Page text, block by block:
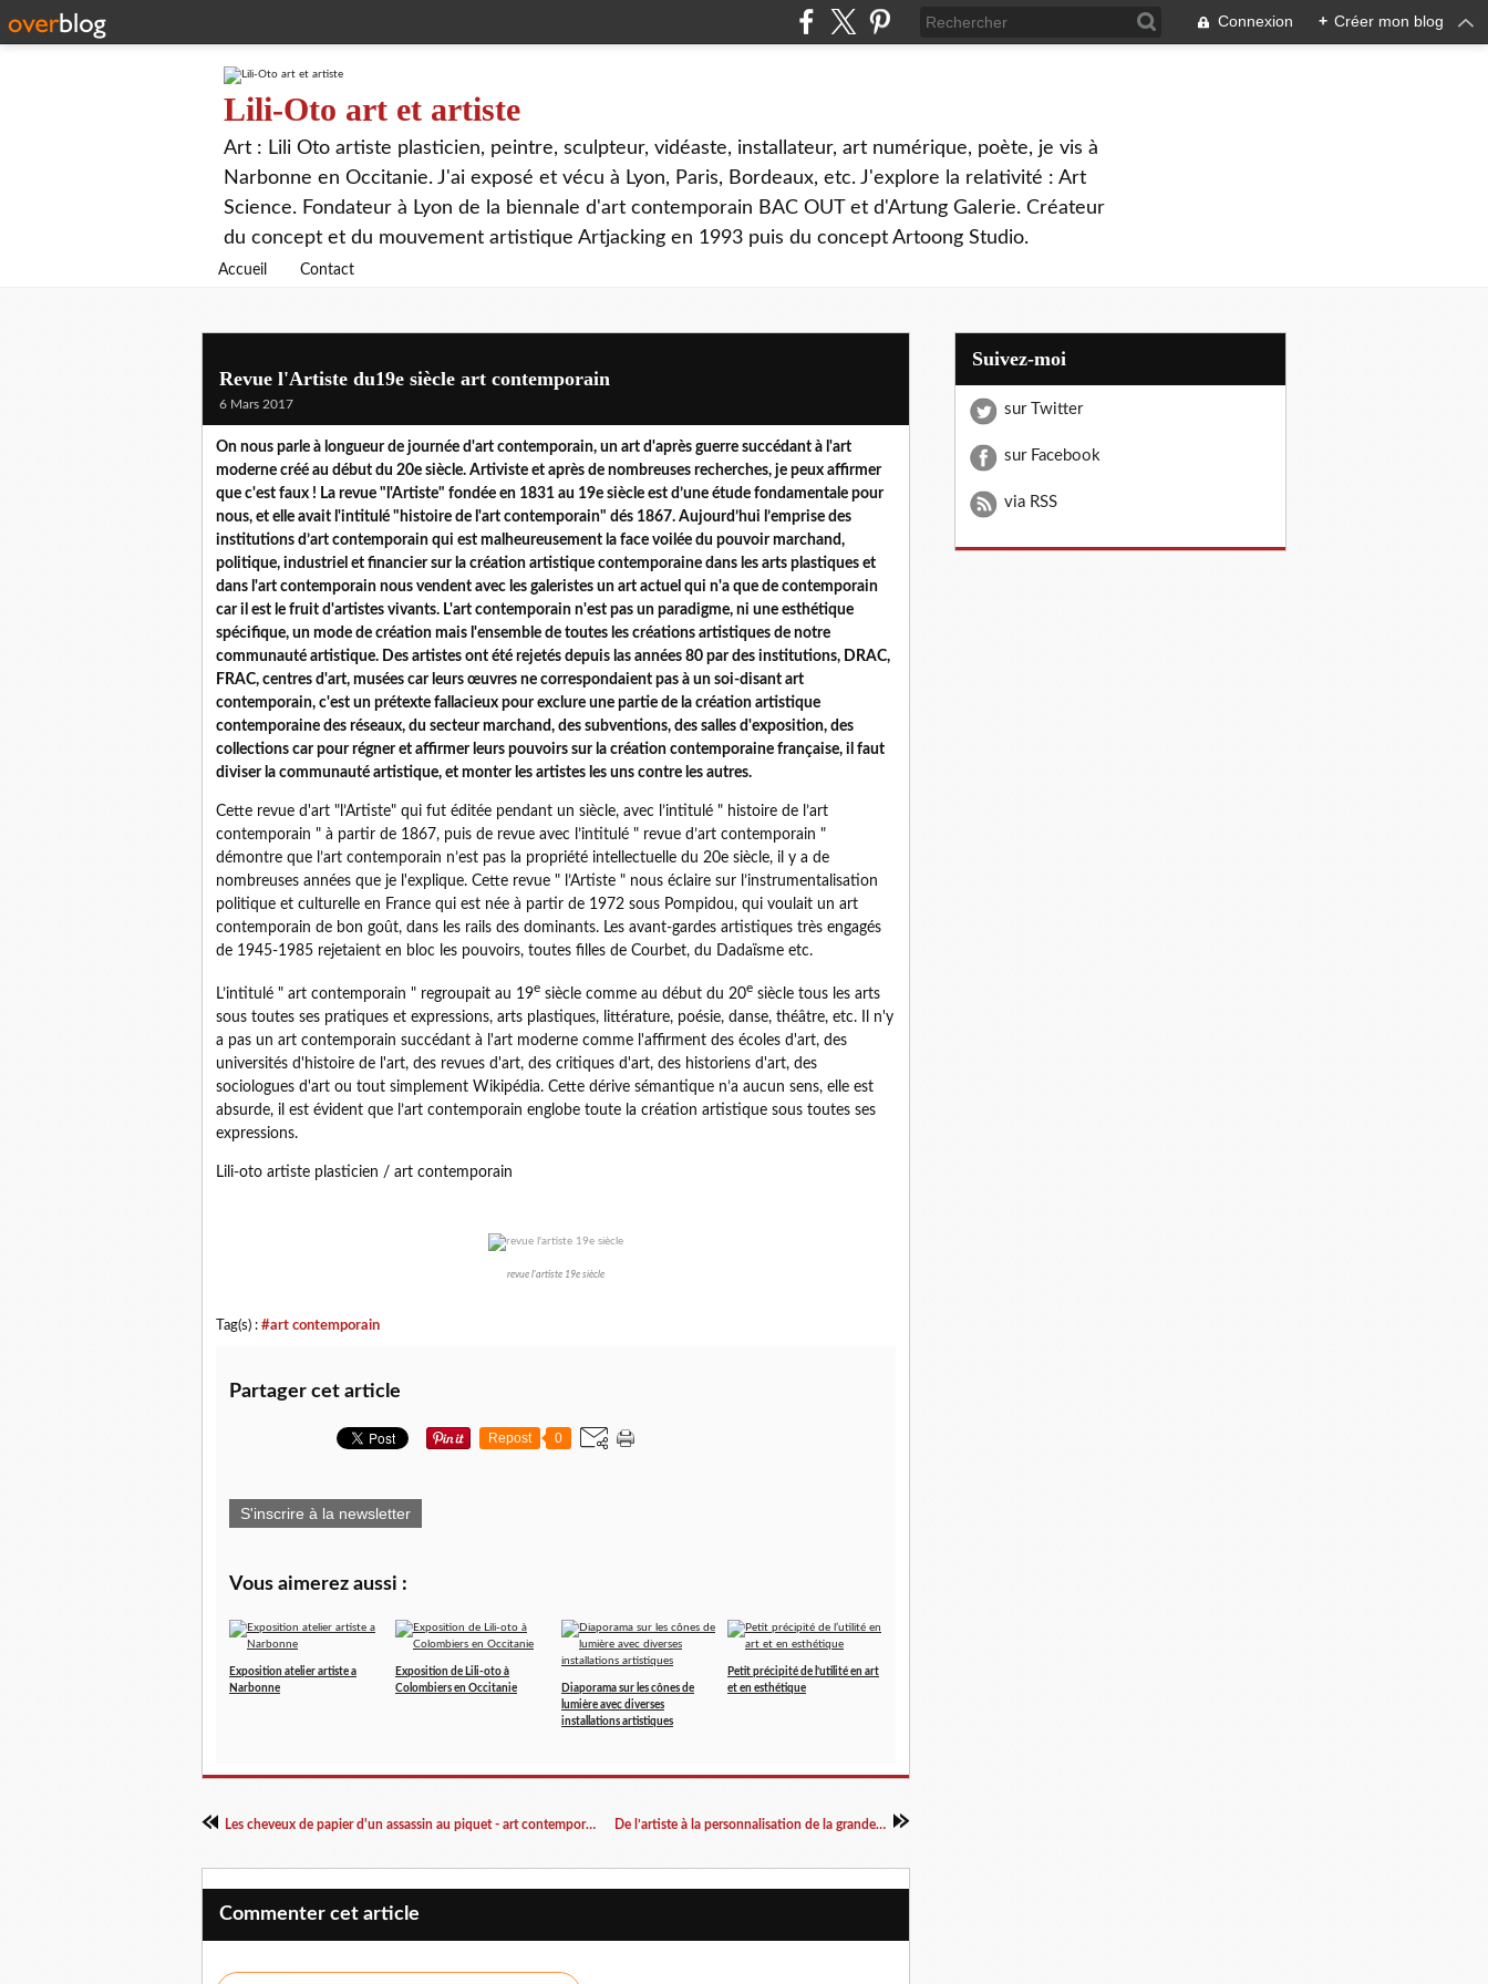
Connexion + Créer mon blog
Lili-Oto art et artiste
Art : Lili Oto artiste plasticien, peintre, sculpteur, vidéaste, installateur, art numérique, poète, je vis à
Narbonne en Occitanie. J'ai exposé et vécu à Lyon, Paris, Bordeaux, etc. J'explore la relativité : Art
Science. Fondateur à Lyon de la biennale d'art contemporain BAC OUT et d'Artung Galerie. Créateur
du concept et du mouvement artistique Artjacking en 1993 puis du concept Artoong Studio.
Accueil Contact
Revue l'Artiste du19e siècle art contemporain
6 Mars 2017
On nous parle à longueur de journée d'art contemporain, un art d'après guerre succédant à l'art
moderne créé au début du 20e siècle. Artiviste et après de nombreuses recherches, je peux affirmer
que c'est faux ! La revue "l'Artiste" fondée en 1831 au 19e siècle est d’une étude fondamentale pour
nous, et elle avait l'intitulé "histoire de l'art contemporain" dés 1867. Aujourd’hui l’emprise des
institutions d’art contemporain qui est malheureusement la face voilée du pouvoir marchand,
politique, industriel et financier sur la création artistique contemporaine dans les arts plastiques et
dans l'art contemporain nous vendent avec les galeristes un art actuel qui n'a que de contemporain
car il est le fruit d'artistes vivants. L'art contemporain n'est pas un paradigme, ni une esthétique
spécifique, un mode de création mais l'ensemble de toutes les créations artistiques de notre
communauté artistique. Des artistes ont été rejetés depuis las années 80 par des institutions, DRAC,
FRAC, centres d'art, musées car leurs œuvres ne correspondaient pas à un soi-disant art
contemporain, c'est un prétexte fallacieux pour exclure une partie de la création artistique
contemporaine des réseaux, du secteur marchand, des subventions, des salles d'exposition, des
collections car pour régner et affirmer leurs pouvoirs sur la création contemporaine française, il faut
diviser la communauté artistique, et monter les artistes les uns contre les autres.
Cette revue d'art "l’Artiste" qui fut éditée pendant un siècle, avec l’intitulé " histoire de l’art
contemporain " à partir de 1867, puis de revue avec l’intitulé " revue d’art contemporain "
démontre que l’art contemporain n’est pas la propriété intellectuelle du 20e siècle, il y a de
nombreuses années que je l'explique. Cette revue " l’Artiste " nous éclaire sur l’instrumentalisation
politique et culturelle en France qui est née à partir de 1972 sous Pompidou, qui voulait un art
contemporain de bon goût, dans les rails des dominants. Les avant-gardes artistiques très engagés
de 1945-1985 rejetaient en bloc les pouvoirs, toutes filles de Courbet, du Dadaïsme etc.
L’intitulé " art contemporain " regroupait au 19e siècle comme au début du 20e siècle tous les arts
sous toutes ses pratiques et expressions, arts plastiques, littérature, poésie, danse, théâtre, etc. Il n'y
a pas un art contemporain succédant à l'art moderne comme l'affirment des écoles d'art, des
universités d'histoire de l'art, des revues d'art, des critiques d'art, des historiens d'art, des
sociologues d'art ou tout simplement Wikipédia. Cette dérive sémantique n’a aucun sens, elle est
absurde, il est évident que l’art contemporain englobe toute la création artistique sous toutes ses
expressions.
Lili-oto artiste plasticien / art contemporain
revue l'artiste 19e siècle
Tag(s) : #art contemporain
Partager cet article
Repost 0
S'inscrire à la newsletter
Vous aimerez aussi :
Exposition atelier artiste a
Narbonne
Exposition de Lili-oto à
Colombiers en Occitanie
Diaporama sur les cônes de
lumière avec diverses
installations artistiques
Petit précipité de l’utilité en art
et en esthétique
Les cheveux de papier d'un assassin au piquet - art contemporain De l’artiste à la personnalisation de la grandeur
Commenter cet article
Suivez-moi
sur Twitter
sur Facebook
via RSS